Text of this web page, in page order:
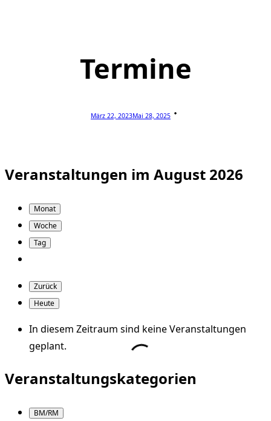
Termine
März 22, 2023Mai 28, 2025
Veranstaltungen im August 2026
Monat
Woche
Tag
Zurück
Heute
In diesem Zeitraum sind keine Veranstaltungen
geplant.
Veranstaltungskategorien
BM/RM